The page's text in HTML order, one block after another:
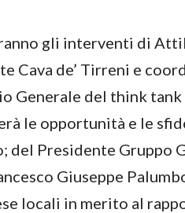
gli interventi di
Cava de’ Tirreni e
Generale del think tank
le opportunità e le
del Presidente Gruppo
Giuseppe
locali in merito al